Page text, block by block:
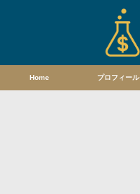
Home プロフィール